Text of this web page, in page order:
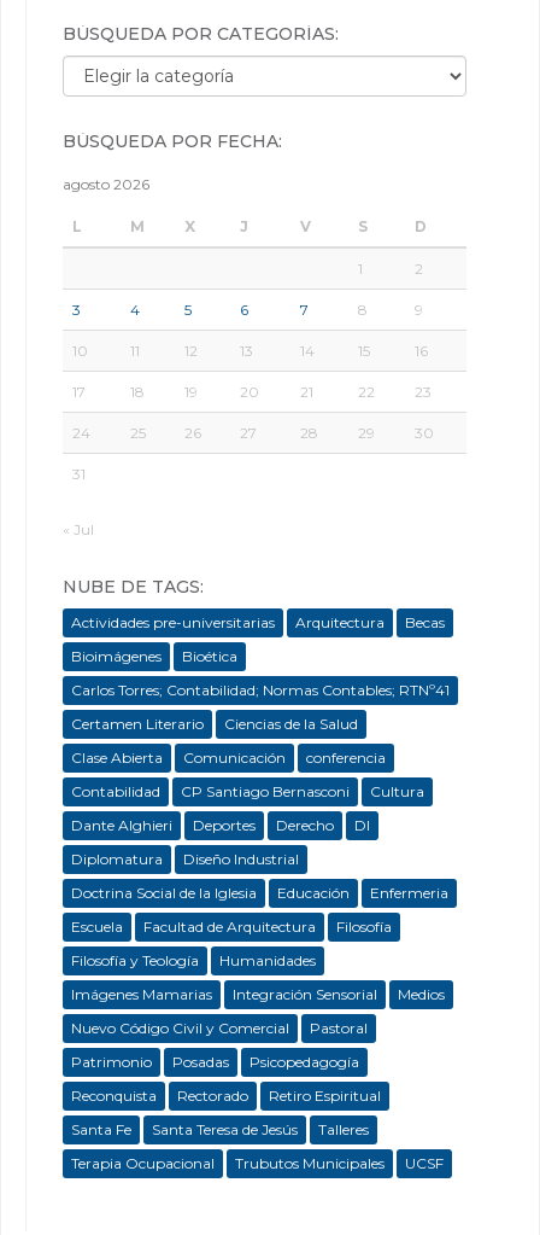
BÚSQUEDA POR CATEGORÍAS:
Búsqueda por categorías:
BÚSQUEDA POR FECHA:
agosto 2026
L M X J V S D
1 2
3 4 5 6 7 8 9
10 11 12 13 14 15 16
17 18 19 20 21 22 23
24 25 26 27 28 29 30
31
« Jul
NUBE DE TAGS:
Actividades pre-universitarias Arquitectura
Becas
Bioimágenes
Bioética
Carlos Torres; Contabilidad; Normas Contables; RTNº41
Certamen Literario
Ciencias de la Salud
Clase Abierta
Comunicación
conferencia
Contabilidad
CP Santiago Bernasconi
Cultura
Dante Alghieri
Deportes Derecho
DI
Diplomatura
Diseño Industrial
Doctrina Social de la Iglesia
Educación
Enfermeria
Escuela
Facultad de Arquitectura
Filosofía
Filosofía y Teología
Humanidades
Imágenes Mamarias
Integración Sensorial
Medios
Nuevo Código Civil y Comercial
Pastoral
Patrimonio
Posadas
Psicopedagogía
Reconquista
Rectorado
Retiro Espiritual
Santa Fe
Santa Teresa de Jesús
Talleres
Terapia Ocupacional
Trubutos Municipales UCSF